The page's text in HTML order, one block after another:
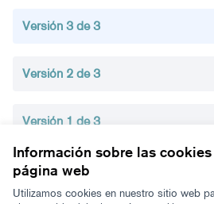
Información sobre las
página web
Utilizamos cookies en nuestro sitio web
Versión 3 de 3
Versión 2 de 3
Versión 1 de 3
Términos y condiciones de uso
Configuración de cookies